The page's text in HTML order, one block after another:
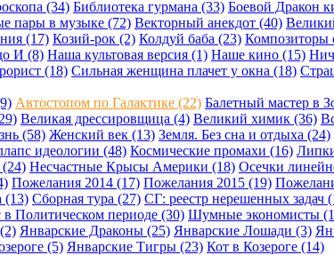
(34) Библиотека гурмана (33) Боевой Дракон
пары в музыке (72) Векторный анекдот (40)
(17) Козий-рок (2) Колдуй баба (23) Композиторы
И (8) Наша культовая версия (1) Наше кино (15)
(18) Сильная женщина плачет у окна (18)
Автостопом по Галактике (22) Балетный мастер в
Великая дрессировщица (4) Великий химик (36)
(58) Женский век (13) Земля. Без сна и отдыха (24)
идеологии (48) Космические промахи (16)
Несчастные Крысы Америки (18) Осечки
Пожелания 2014 (17) Пожелания 2015 (19)
(13) Сборная тура (27) СГ: реестр нерешенных задач
Политическом периоде (30) Шумные экономисты
Январские Драконы (25) Январские Лошади (3)
(5) Январские Тигры (23) Кот в Козероге (14)